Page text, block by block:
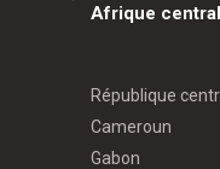
Afrique
République
Cameroun
Gabon